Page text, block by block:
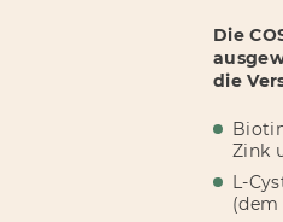
Die
die
Zink
L-